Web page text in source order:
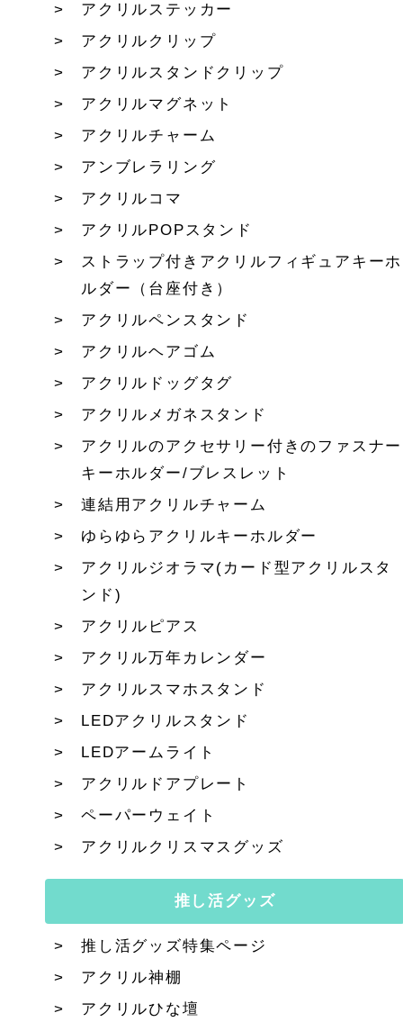
アクリルステッカー
アクリルクリップ
アクリルスタンドクリップ
アクリルマグネット
アクリルチャーム
アンブレラリング
アクリルコマ
アクリルPOPスタンド
ストラップ付きアクリルフィギュアキーホ
ルダー（台座付き）
アクリルペンスタンド
アクリルヘアゴム
アクリルドッグタグ
アクリルメガネスタンド
アクリルのアクセサリー付きのファスナー
キーホルダー/ブレスレット
連結用アクリルチャーム
ゆらゆらアクリルキーホルダー
アクリルジオラマ(カード型アクリルスタ
ンド)
アクリルピアス
アクリル万年カレンダー
アクリルスマホスタンド
LEDアクリルスタンド
LEDアームライト
アクリルドアプレート
ペーパーウェイト
アクリルクリスマスグッズ
推し活グッズ
推し活グッズ特集ページ
アクリル神棚
アクリルひな壇